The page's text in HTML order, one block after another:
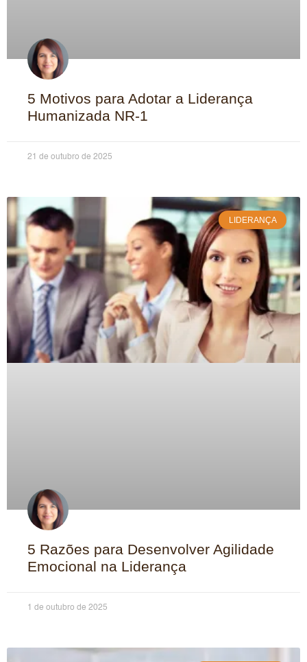
5 Motivos para Adotar a Liderança
Humanizada NR-1
21 de outubro de 2025
LIDERANÇA
5 Razões para Desenvolver Agilidade
Emocional na Liderança
1 de outubro de 2025